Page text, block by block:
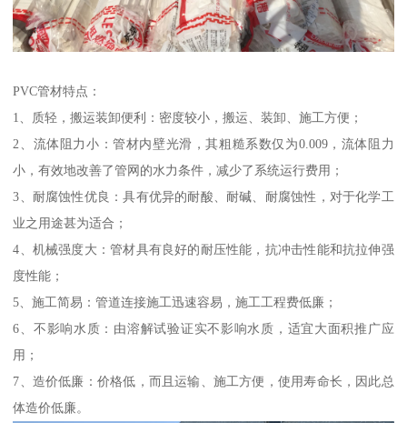
PVC管材特点：
1、质轻，搬运装卸便利：密度较小，搬运、装卸、施工方便；
2、流体阻力小：管材内壁光滑，其粗糙系数仅为0.009，流体阻力
小，有效地改善了管网的水力条件，减少了系统运行费用；
3、耐腐蚀性优良：具有优异的耐酸、耐碱、耐腐蚀性，对于化学工
业之用途甚为适合；
4、机械强度大：管材具有良好的耐压性能，抗冲击性能和抗拉伸强
度性能；
5、施工简易：管道连接施工迅速容易，施工工程费低廉；
6、不影响水质：由溶解试验证实不影响水质，适宜大面积推广应
用；
7、造价低廉：价格低，而且运输、施工方便，使用寿命长，因此总
体造价低廉。